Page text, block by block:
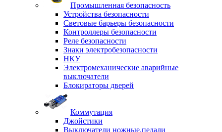
Промышленная безопасность
Устройства безопасности
Световые барьеры безопасности
Контроллеры безопасности
Реле безопасности
Знаки электробезопасности
НКУ
Электромеханические аварийные
выключатели
Блокираторы дверей
Коммутация
Джойстики
Выключатели ножные,педали